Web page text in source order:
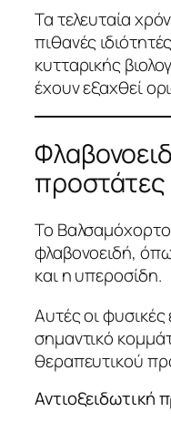
Τα τελευταία
πιθανές
κυτταρικής
έχουν εξαχθεί
Το Βαλσαμόχορτο
φλαβονοειδή,
και η υπεροσίδη.
Αυτές οι
σημαντικό
θεραπευτικού
Αντιοξειδωτική